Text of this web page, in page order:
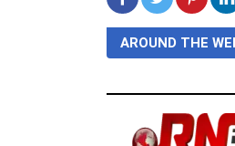
AROUND THE